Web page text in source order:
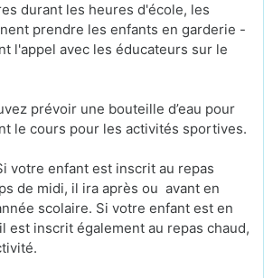
durant les heures d'école, les
prendre les enfants en garderie -
l'appel avec les éducateurs sur le
prévoir une bouteille d’eau pour
le cours pour les activités sportives.
votre enfant est inscrit au repas
de midi, il ira après ou avant en
scolaire. Si votre enfant est en
est inscrit également au repas chaud,